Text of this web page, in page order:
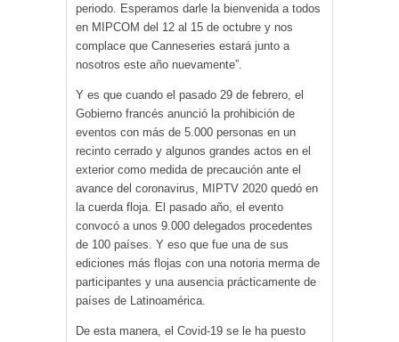
periodo. Esperamos darle la bienvenida a todos
en MIPCOM del 12 al 15 de octubre y nos
complace que Canneseries estará junto a
nosotros este año nuevamente”.
Y es que cuando el pasado 29 de febrero, el
Gobierno francés anunció la prohibición de
eventos con más de 5.000 personas en un
recinto cerrado y algunos grandes actos en el
exterior como medida de precaución ante el
avance del coronavirus, MIPTV 2020 quedó en
la cuerda floja. El pasado año, el evento
convocó a unos 9.000 delegados procedentes
de 100 países. Y eso que fue una de sus
ediciones más flojas con una notoria merma de
participantes y una ausencia prácticamente de
países de Latinoamérica.
De esta manera, el Covid-19 se le ha puesto